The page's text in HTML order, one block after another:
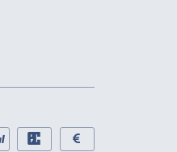
PayPal